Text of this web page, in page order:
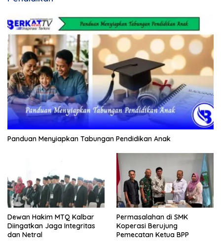
Panduan Menyiapkan Tabungan Pendidikan Anak
Dewan Hakim MTQ Kalbar
Diingatkan Jaga Integritas
dan Netral
Permasalahan di SMK
Koperasi Berujung
Pemecatan Ketua BPP